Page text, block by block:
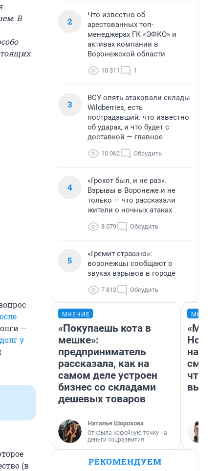
В
—
у
(в
2
Что известно об
арестованных топ-
менеджерах ГК «ЭФКО» и
активах компании в
Воронежской области
10 311 1
3
ВСУ опять атаковали склады
Wildberries, есть
пострадавший: что известно
об ударах, и что будет с
доставкой — главное
10 062 Обсудить
4
«Грохот был, и не раз».
Взрывы в Воронеже и не
только — что рассказали
жители о ночных атаках
8 079 Обсудить
5
«Гремит страшно»:
воронежцы сообщают о
звуках взрывов в городе
7 812 Обсудить
МНЕНИЕ
«Покупаешь кота в
мешке»:
предприниматель
рассказала, как на
самом деле устроен
бизнес со складами
дешевых товаров
Наталья Шорохова
Открыла кофейную точку на
деньги соцразвития
«Мы
РЕКОМЕНДУЕМ